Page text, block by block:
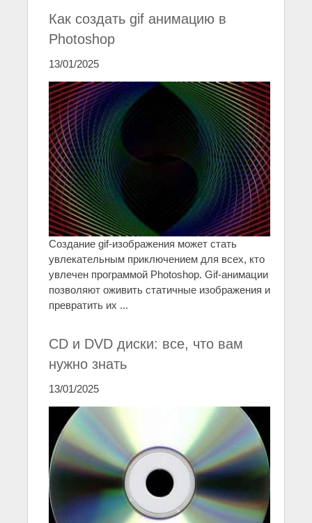
Как создать gif анимацию в
Photoshop
13/01/2025
Создание gif-изображения может стать
увлекательным приключением для всех, кто
увлечен программой Photoshop. Gif-анимации
позволяют оживить статичные изображения и
превратить их ...
CD и DVD диски: все, что вам
нужно знать
13/01/2025